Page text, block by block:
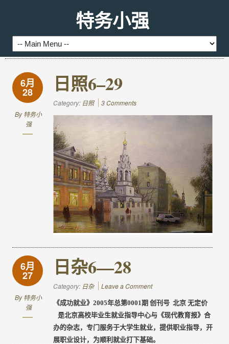
特务小强
6月
28
By特务小
强
日照6–29
Category: 日照 3 Comments
6月
27
By特务小
强
日杂6—28
Category: 日杂 Leave a Comment
《成功就业》 2005年总第0001期 创刊号 北京 无定价
是北京高校毕业生就业指导中心与《现代教育报》合
办的杂志，专门服务于大学生就业，提供职业指导，开
展职业设计，为顺利就业打下基础。